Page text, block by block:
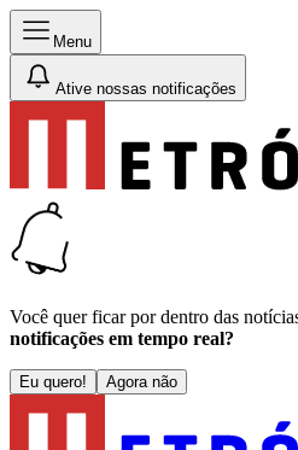
Menu
Ative nossas notificações
Você quer ficar por dentro das
notificações em tempo real?
Eu quero! Agora não